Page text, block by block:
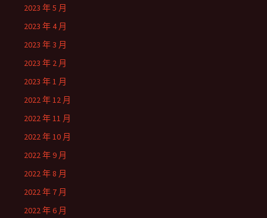
2023 年 5 月
2023 年 4 月
2023 年 3 月
2023 年 2 月
2023 年 1 月
2022 年 12 月
2022 年 11 月
2022 年 10 月
2022 年 9 月
2022 年 8 月
2022 年 7 月
2022 年 6 月